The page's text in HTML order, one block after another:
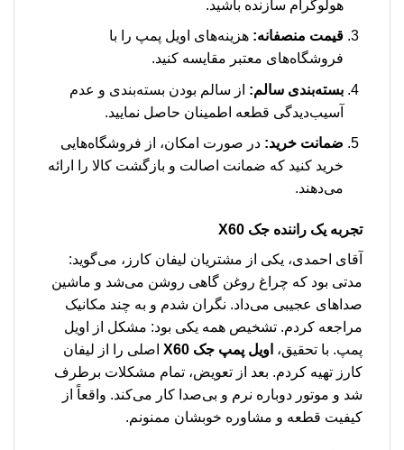
هولوگرام سازنده باشید.
قیمت منصفانه: هزینه‌های اویل پمپ را با
فروشگاه‌های معتبر مقایسه کنید.
بسته‌بندی سالم: از سالم بودن بسته‌بندی و عدم
آسیب‌دیدگی قطعه اطمینان حاصل نمایید.
ضمانت خرید: در صورت امکان، از فروشگاه‌هایی
خرید کنید که ضمانت اصالت و بازگشت کالا را ارائه
می‌دهند.
تجربه یک راننده جک X60
آقای احمدی، یکی از مشتریان لیفان کارز، می‌گوید:
مدتی بود که چراغ روغن گاهی روشن می‌شد و ماشین
صداهای عجیبی می‌داد. نگران شدم و به چند مکانیک
مراجعه کردم. تشخیص همه یکی بود: مشکل از اویل
پمپ. با تحقیق، اویل پمپ جک X60
اصلی را از لیفان
کارز تهیه کردم. بعد از تعویض، تمام مشکلات برطرف
شد و موتور دوباره نرم و بی‌صدا کار می‌کند. واقعاً از
کیفیت قطعه و مشاوره خوبشان ممنونم.